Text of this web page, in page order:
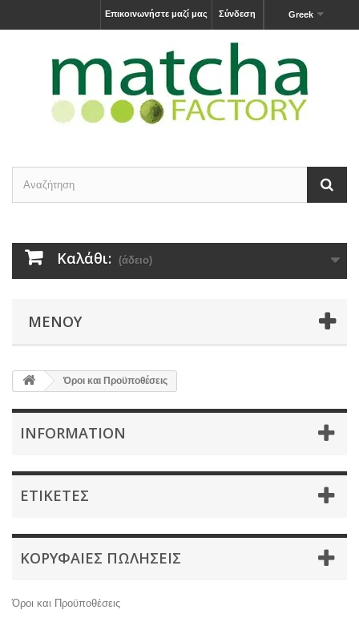
Greek
Σύνδεση
Επικοινωνήστε μαζί μας
Καλάθι: (άδειο)
ΜΕΝΟΎ
Όροι και Προϋποθέσεις
INFORMATION
ΕΤΙΚΈΤΕΣ
ΚΟΡΥΦΑΊΕΣ ΠΩΛΉΣΕΙΣ
Όροι και Προϋποθέσεις